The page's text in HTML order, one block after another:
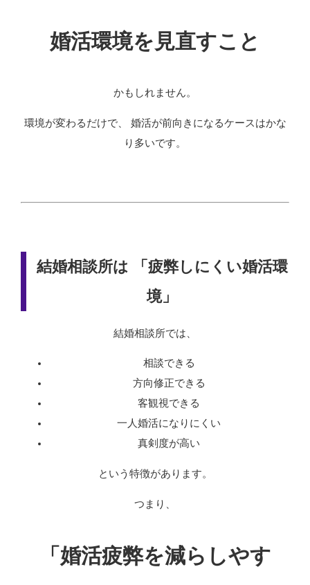
婚活環境を見直すこと
かもしれません。
環境が変わるだけで、 婚活が前向きになるケースはかな
り多いです。
結婚相談所は 「疲弊しにくい婚活環
境」
結婚相談所では、
相談できる
方向修正できる
客観視できる
一人婚活になりにくい
真剣度が高い
という特徴があります。
つまり、
「婚活疲弊を減らしやす